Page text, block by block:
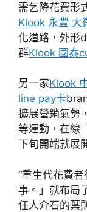
需乞降花費形
Klook 永豐 大
化道路，外形
群Klook 國泰
另一家Klook
line pay卡
擴展營銷氣勢
等運動，在線
下旬開端就展
“重生代花費
事。」就布局
任人介石的葉